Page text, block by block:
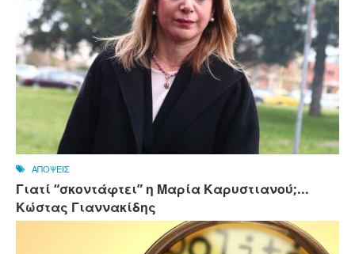
ΑΠΟΨΕΙΣ
Γιατί “σκοντάφτει” η Μαρία Καρυστιανού;...
Κώστας Γιαννακίδης